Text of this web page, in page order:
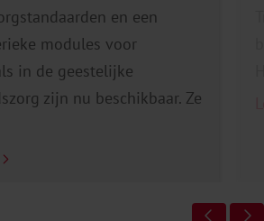
en een
modules voor
in de geestelijke
zijn nu beschikbaar. Ze